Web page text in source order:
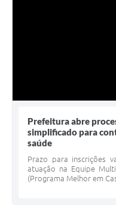
Prefeitura abre
simplificado para
saúde
Prazo para inscrições
atuação na Equipe
(Programa Melhor em